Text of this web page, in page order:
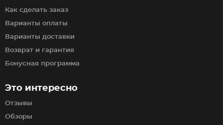
Как сделать заказ
Варианты оплаты
Варианты доставки
Возврат и гарантия
Бонусная программа
Это интересно
Отзывы
Обзоры